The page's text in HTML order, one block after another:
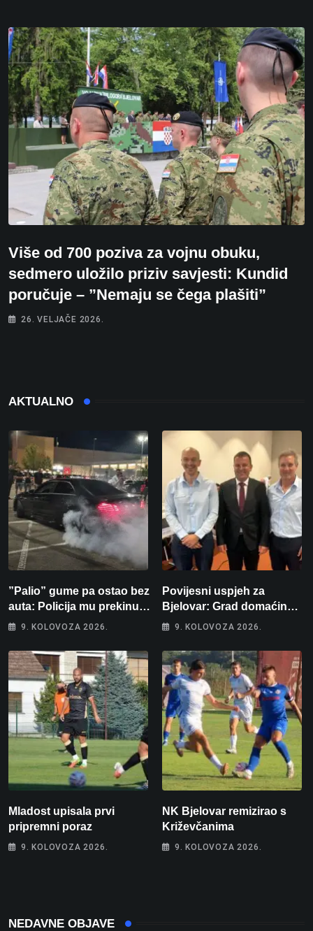
Više od 700 poziva za vojnu obuku,
sedmero uložilo priziv savjesti: Kundid
poručuje – ”Nemaju se čega plašiti”
26. VELJAČE 2026.
AKTUALNO
”Palio” gume pa ostao bez
auta: Policija mu prekinula
”show” na parkingu u
9. KOLOVOZA 2026.
Povijesni uspjeh za
Bjelovar: Grad domaćin
Europskog juniorskog
9. KOLOVOZA 2026.
Mladost upisala prvi
pripremni poraz
9. KOLOVOZA 2026.
NK Bjelovar remizirao s
Križevčanima
9. KOLOVOZA 2026.
NEDAVNE OBJAVE